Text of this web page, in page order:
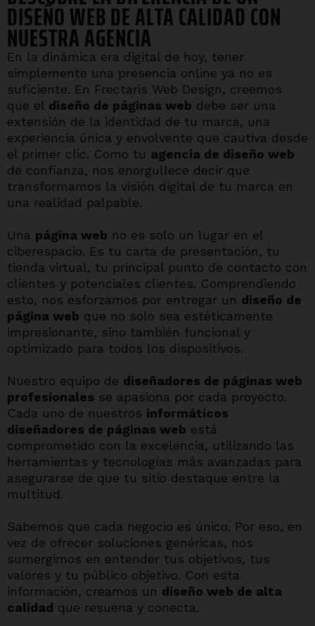
DISEÑO WEB DE ALTA CALIDAD CON
NUESTRA AGENCIA
En la dinámica era digital de hoy, tener
simplemente una presencia online ya no es
suficiente. En Frectaris Web Design, creemos
que el diseño de páginas web debe ser una
extensión de la identidad de tu marca, una
experiencia única y envolvente que cautiva desde
el primer clic. Como tu agencia de diseño web
de confianza, nos enorgullece decir que
transformamos la visión digital de tu marca en
una realidad palpable.
Una página web no es solo un lugar en el
ciberespacio. Es tu carta de presentación, tu
tienda virtual, tu principal punto de contacto con
clientes y potenciales clientes. Comprendiendo
esto, nos esforzamos por entregar un diseño de
página web que no solo sea estéticamente
impresionante, sino también funcional y
optimizado para todos los dispositivos.
Nuestro equipo de diseñadores de páginas web
profesionales se apasiona por cada proyecto.
Cada uno de nuestros informáticos
diseñadores de páginas web está
comprometido con la excelencia, utilizando las
herramientas y tecnologías más avanzadas para
asegurarse de que tu sitio destaque entre la
multitud.
Sabemos que cada negocio es único. Por eso, en
vez de ofrecer soluciones genéricas, nos
sumergimos en entender tus objetivos, tus
valores y tu público objetivo. Con esta
información, creamos un diseño web de alta
calidad que resuena y conecta.